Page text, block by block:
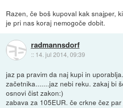
Razen, če boš kupoval kak snajper,
je pri nas koraj nemogoče dobit.
radmannsdorf
:: 14. jul 2014, 09:39
jaz pa pravim da naj kupi in
začetnika.......jaz nebi reku. zakaj bi
osnovi čist zakon:)
zabava za 105EUR. če crkne čez